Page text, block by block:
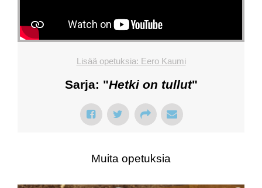
Lisää opetuksia: Eero Kaumi
Sarja: "Hetki on tullut"
Muita opetuksia